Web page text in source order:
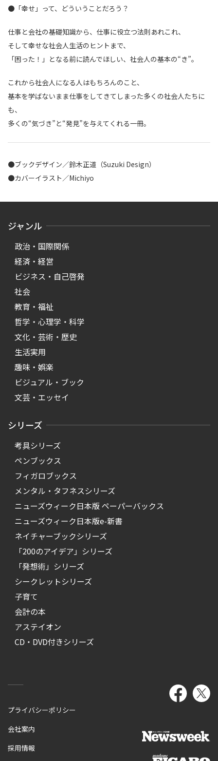
●「幸せ」って、どういうことだろう？
仕事と会社の基礎知識から、仕事に役立つ法則あれこれ、
そして幸せな社会人生活のヒントまで、
「困った！」となる前に読んでほしい、社会人の基本の“き”。
これから社会人になる人はもちろんのこと、
基本を学ばないまま仕事をしてきてしまった多くの社会人たちに
も、
多くの“気づき”と“発見”を与えてくれる一冊。
●ブックデザイン／鈴木正道（Suzuki Design）
●カバーイラスト／Michiyo
ジャンル
政治・国際関係
経済・経営
ビジネス・自己啓発
社会
教育・福祉
哲学・心理学・科学
文化・芸術・歴史
生活実用
趣味・娯楽
ビジュアル・ブック
文芸・エッセイ
シリーズ
考具シリーズ
ペンブックス
フィガロブックス
メンタル・タフネスシリーズ
ニューズウィーク日本版 ペーパーバックス
ニューズウィーク日本版e-新書
ネイチャーブックシリーズ
「200のアイデア」シリーズ
「発想術」シリーズ
シークレットシリーズ
子育て
会計の本
アステイオン
CD・DVD付きシリーズ
プライバシーポリシー
会社案内
採用情報